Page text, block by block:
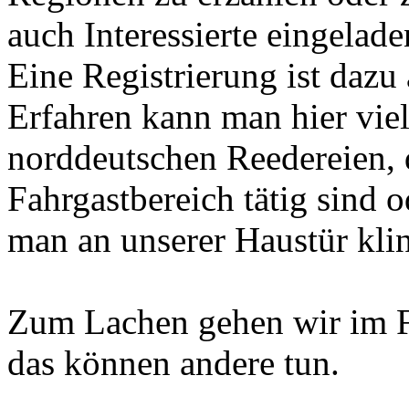
auch Interessierte
Eine Registrierung ist
Erfahren kann man hier
norddeutschen
Fahrgastbereich tätig sind
man an unserer Haustür
Zum Lachen gehen wir im
das können andere tun.